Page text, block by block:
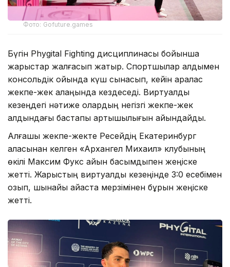
Фото: Gofuture.games
Бүгін Phygital Fighting дисциплинасы бойынша
жарыстар жалғасып жатыр. Спортшылар алдымен
консольдік ойында күш сынасып, кейін аралас
жекпе-жек алаңында кездеседі. Виртуалды
кезеңдегі нәтиже олардың негізгі жекпе-жек
алдындағы бастапқы артықшылығын айқындайды.
Алғашқы жекпе-жекте Ресейдің Екатеринбург
қаласынан келген «Архангел Михаил» клубының
өкілі Максим Фукс айқын басымдықпен жеңіске
жетті. Жарыстың виртуалды кезеңінде 3:0 есебімен
озып, шынайы айқаста мерзімінен бұрын жеңіске
жетті.